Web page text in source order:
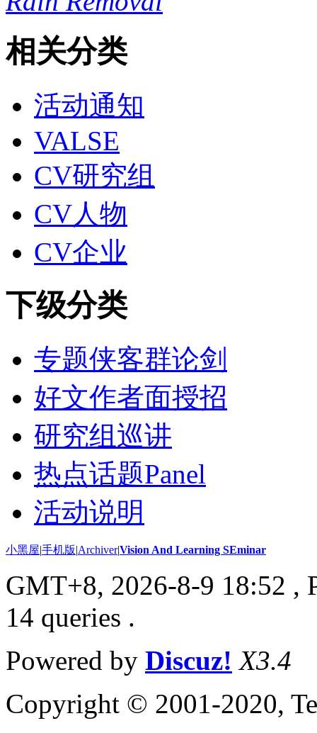
相关分类
活动通知
VALSE
CV研究组
CV人物
CV企业
下级分类
专题侠客群论剑
好文作者面授招
研究组巡讲
热点话题Panel
活动说明
小黑屋|手机版|Archiver|Vision And Learning SEminar
GMT+8, 2026-8-9 18:52 ,
14 queries .
Powered by Discuz! X3.4
Copyright © 2001-2020,